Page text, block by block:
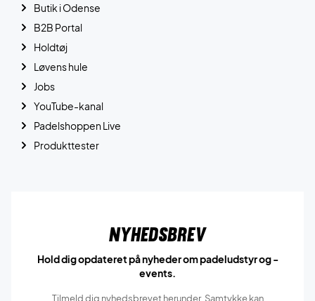
Butik i Odense
B2B Portal
Holdtøj
Løvens hule
Jobs
YouTube-kanal
Padelshoppen Live
Produkttester
Nyhedsbrev
Hold dig opdateret på nyheder om padeludstyr og -
events.
Tilmeld dig nyhedsbrevet herunder. Samtykke kan